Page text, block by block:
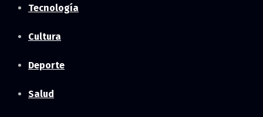
Tecnología
Cultura
Deporte
Salud